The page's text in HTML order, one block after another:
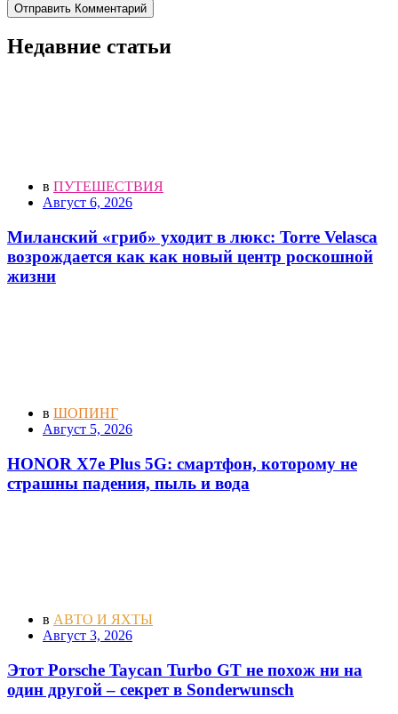
Отправить Комментарий
Недавние статьи
в ПУТЕШЕСТВИЯ
Август 6, 2026
Миланский «гриб» уходит в люкс: Torre Velasca
возрождается как как новый центр роскошной
жизни
в ШОПИНГ
Август 5, 2026
HONOR X7e Plus 5G: смартфон, которому не
страшны падения, пыль и вода
в АВТО И ЯХТЫ
Август 3, 2026
Этот Porsche Taycan Turbo GT не похож ни на
один другой – секрет в Sonderwunsch